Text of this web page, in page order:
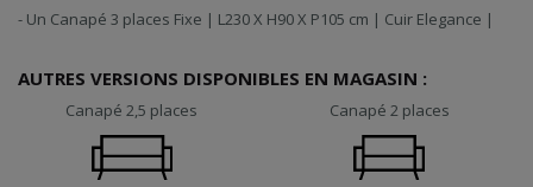
- Un Canapé 3 places Fixe | L230 X H90 X P105 cm | Cuir Elegance |
AUTRES VERSIONS DISPONIBLES EN MAGASIN :
Canapé 2,5 places Canapé 2 places